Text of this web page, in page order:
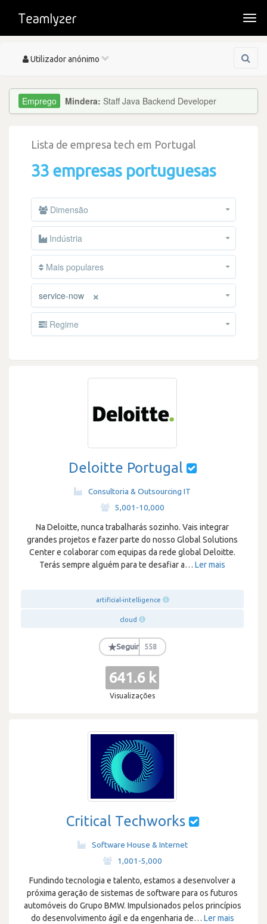
Toggle
Utilizador anónimo
Mindera: Staff Java Backend Developer
Lista de empresa tech em Portugal
33 empresas portuguesas
Dimensão
Indústria
Mais populares
×
service-now
Regime
Deloitte Portugal
Consultoria & Outsourcing IT
5,001-10,000
Na Deloitte, nunca trabalharás sozinho. Vais integrar
grandes projetos e fazer parte do nosso Global Solutions
Center e colaborar com equipas da rede global Deloitte.
Terás sempre alguém para te desafiar a… Ler mais
artificial-intelligence
cloud
★Seguir 558
641.6 k
Visualizações
Critical Techworks
Software House & Internet
1,001-5,000
Fundindo tecnologia e talento, estamos a desenvolver a
próxima geração de sistemas de software para os futuros
automóveis do Grupo BMW. Impulsionados pelos princípios
do desenvolvimento ágil e da engenharia de… Ler mais